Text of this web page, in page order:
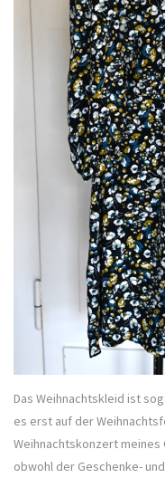
Das Weihnachtskleid ist
es erst auf der
Weihnachtskonzert meines
obwohl der Geschenke-